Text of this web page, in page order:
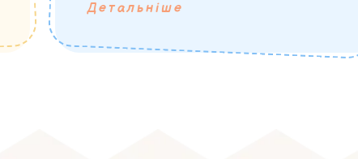
Детальніше